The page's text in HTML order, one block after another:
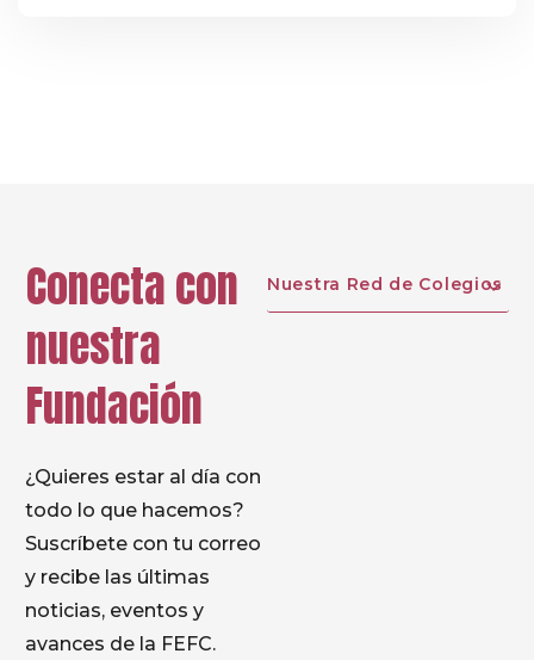
Conecta con
nuestra
Fundación
¿Quieres estar al día con
todo lo que hacemos?
Suscríbete con tu correo
y recibe las últimas
noticias, eventos y
avances de la FEFC.
Nuestra Red de Colegios